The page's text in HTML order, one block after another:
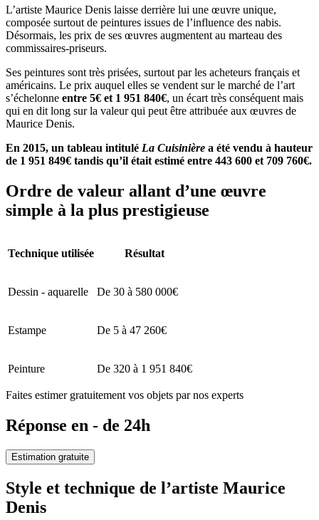
L’artiste Maurice Denis laisse derrière lui une œuvre unique,
composée surtout de peintures issues de l’influence des nabis.
Désormais, les prix de ses œuvres augmentent au marteau des
commissaires-priseurs.
Ses peintures sont très prisées, surtout par les acheteurs français et
américains. Le prix auquel elles se vendent sur le marché de l’art
s’échelonne entre 5€ et 1 951 840€, un écart très conséquent mais
qui en dit long sur la valeur qui peut être attribuée aux œuvres de
Maurice Denis.
En 2015, un tableau intitulé La Cuisinière a été vendu à hauteur
de 1 951 849€ tandis qu’il était estimé entre 443 600 et 709 760€.
Ordre de valeur allant d’une œuvre
simple à la plus prestigieuse
Technique utilisée Résultat
Dessin - aquarelle De 30 à 580 000€
Estampe De 5 à 47 260€
Peinture De 320 à 1 951 840€
Faites estimer gratuitement vos objets par nos experts
Réponse en - de 24h
Estimation gratuite
Style et technique de l’artiste Maurice
Denis